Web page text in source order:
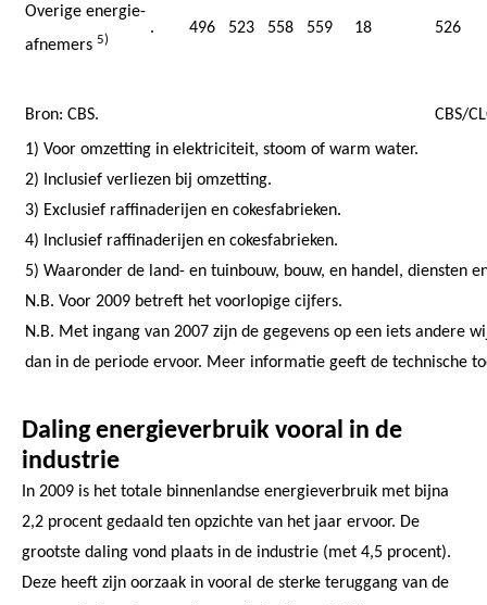
Overige energie-
afnemers 5)
. 496 523 558 559 18 526
Bron: CBS.
CBS/
1) Voor omzetting in elektriciteit, stoom of warm water.
2) Inclusief verliezen bij omzetting.
3) Exclusief raffinaderijen en cokesfabrieken.
4) Inclusief raffinaderijen en cokesfabrieken.
5) Waaronder de land- en tuinbouw, bouw, en handel, diensten
N.B. Voor 2009 betreft het voorlopige cijfers.
N.B. Met ingang van 2007 zijn de gegevens op een iets andere
dan in de periode ervoor. Meer informatie geeft de technische
Daling energieverbruik vooral in de
industrie
In 2009 is het totale binnenlandse energieverbruik met bijna
2,2 procent gedaald ten opzichte van het jaar ervoor. De
grootste daling vond plaats in de industrie (met 4,5 procent).
Deze heeft zijn oorzaak in vooral de sterke teruggang van de